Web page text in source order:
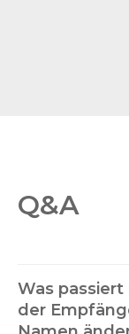
Q&A
Was
der